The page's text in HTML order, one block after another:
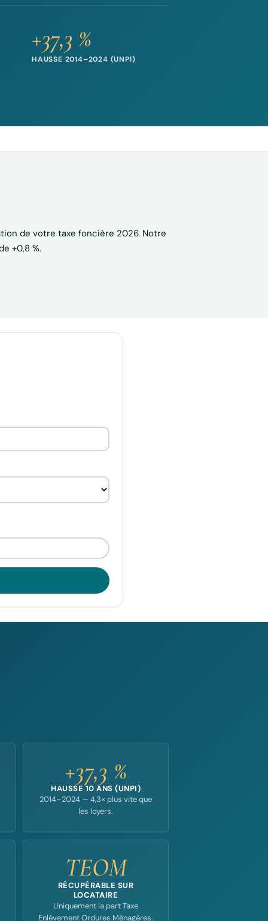
+37,3 %
HAUSSE 2014–2024 (UNPI)
de votre taxe foncière 2026. Notre
+0,8 %.
+37,3 %
HAUSSE 10 ANS (UNPI)
2014–2024 — 4,3× plus vite que
les loyers.
TEOM
RÉCUPÉRABLE SUR
LOCATAIRE
Uniquement la part Taxe
Enlèvement Ordures Ménagères.